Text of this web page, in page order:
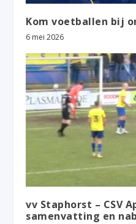
Kom voetballen bij
6 mei 2026
vv Staphorst – CSV
samenvatting en